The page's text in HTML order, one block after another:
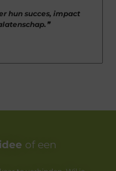
hun succes, impact
of een